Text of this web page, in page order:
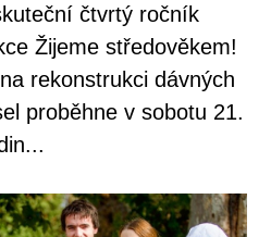
čtvrtý ročník
Žijeme středověkem!
rekonstrukci dávných
proběhne v sobotu 21.